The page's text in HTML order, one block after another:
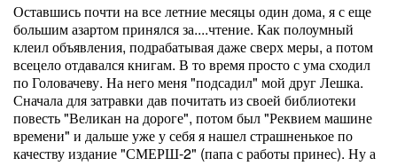
Оставшись почти на все летние месяцы один дома, я с еще
большим азартом принялся за....чтение. Как полоумный
клеил объявления, подрабатывая даже сверх меры, а потом
всецело отдавался книгам. В то время просто с ума сходил
по Головачеву. На него меня "подсадил" мой друг Лешка.
Сначала для затравки дав почитать из своей библиотеки
повесть "Великан на дороге", потом был "Реквием машине
времени" и дальше уже у себя я нашел страшненькое по
качеству издание "СМЕРШ-2" (папа с работы принес). Ну а